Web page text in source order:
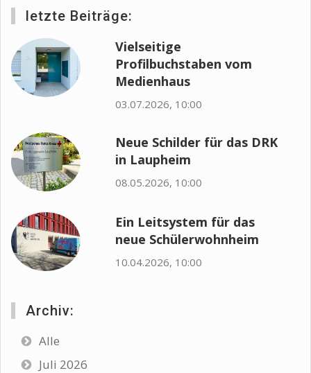
letzte Beiträge:
Vielseitige
Profilbuchstaben vom
Medienhaus
03.07.2026, 10:00
Neue Schilder für das DRK
in Laupheim
08.05.2026, 10:00
Ein Leitsystem für das
neue Schülerwohnheim
10.04.2026, 10:00
Archiv:
Alle
Juli 2026